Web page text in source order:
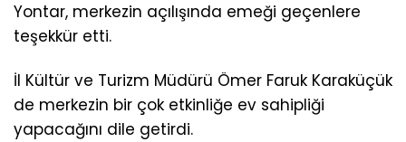
Yontar, merkezin açılışında emeği geçenlere
teşekkür etti.
İl Kültür ve Turizm Müdürü Ömer Faruk Karaküçük
de merkezin bir çok etkinliğe ev sahipliği
yapacağını dile getirdi.